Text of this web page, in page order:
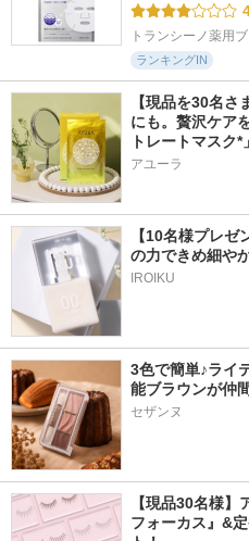
トランシーノ薬用
ランキングIN
【現品を30名
にも。贅沢ケア
トレートマスク*」
アユーラ
【10名様プレ
の力できめ細や
IROIKU
3色で簡単♪ライ
能ブラウンが仲
セザンヌ
【現品30名様
フォーカス』&